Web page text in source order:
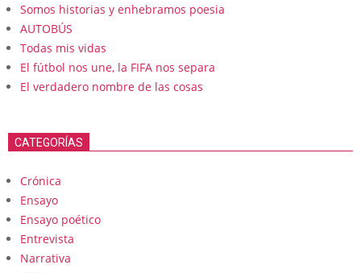
Somos historias y enhebramos poesia
AUTOBÚS
Todas mis vidas
El fútbol nos une, la FIFA nos separa
El verdadero nombre de las cosas
CATEGORÍAS
Crónica
Ensayo
Ensayo poético
Entrevista
Narrativa